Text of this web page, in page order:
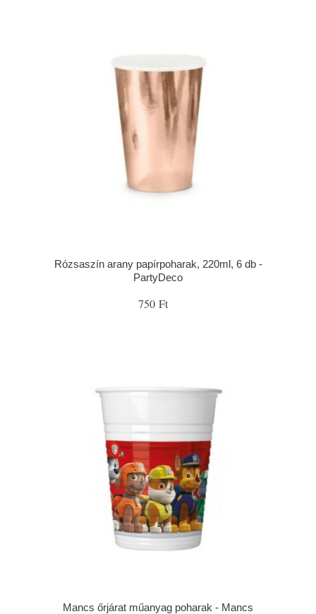
Rózsaszín arany papírpoharak, 220ml, 6 db -
PartyDeco
750 Ft
Mancs őrjárat műanyag poharak - Mancs